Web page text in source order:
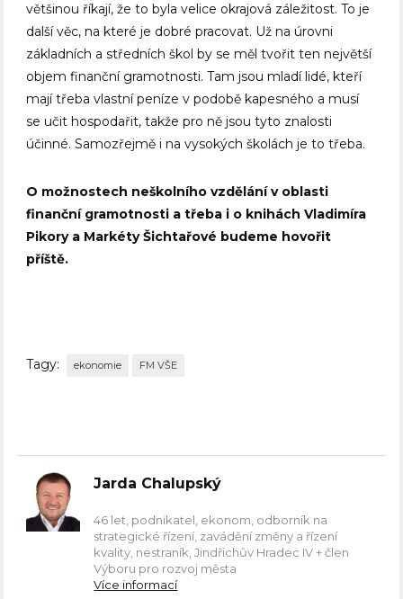
většinou říkají, že to byla velice okrajová záležitost. To je
další věc, na které je dobré pracovat. Už na úrovni
základních a středních škol by se měl tvořit ten největší
objem finanční gramotnosti. Tam jsou mladí lidé, kteří
mají třeba vlastní peníze v podobě kapesného a musí
se učit hospodařit, takže pro ně jsou tyto znalosti
účinné. Samozřejmě i na vysokých školách je to třeba.
O možnostech neškolního vzdělání v oblasti
finanční gramotnosti a třeba i o knihách Vladimíra
Pikory a Markéty Šichtařové budeme hovořit
příště.
Tagy: ekonomie FM VŠE
Jarda Chalupský
46 let, podnikatel, ekonom, odborník na
strategické řízení, zavádění změny a řízení
kvality, nestraník, Jindřichův Hradec IV + člen
Výboru pro rozvoj města
Více informací